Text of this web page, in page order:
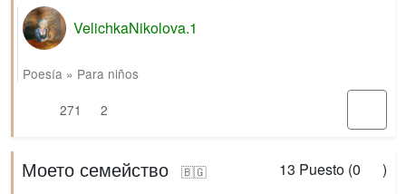
VelichkaNikolova.1
Poesía » Para niños
271
2
13 Puesto (0 )
Моето семейство 🇧🇬